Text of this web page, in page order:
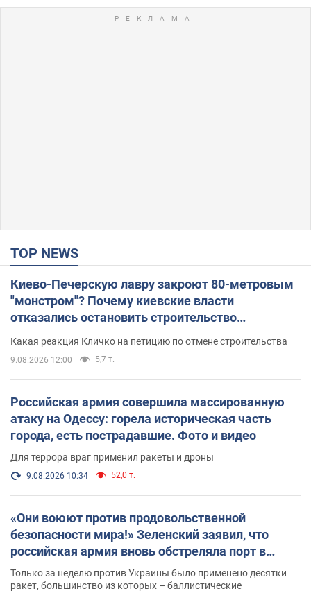
TOP NEWS
Киево-Печерскую лавру закроют 80-метровым
"монстром"? Почему киевские власти
отказались остановить строительство
Какая реакция Кличко на петицию по отмене строительства
9.08.2026 12:00 5,7 т.
Российская армия совершила массированную
атаку на Одессу: горела историческая часть
города, есть пострадавшие. Фото и видео
Для террора враг применил ракеты и дроны
9.08.2026 10:34 52,0 т.
«Они воюют против продовольственной
безопасности мира!» Зеленский заявил, что
российская армия вновь обстреляла порт в
Одессе
Только за неделю против Украины было применено десятки
ракет, большинство из которых – баллистические